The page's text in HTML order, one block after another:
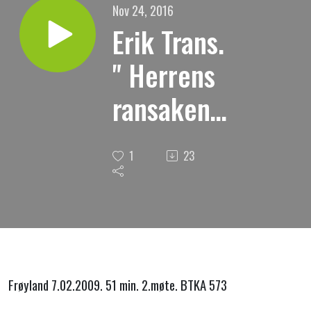
Nov 24, 2016
Erik Trans.
" Herrens
ransakende
gjerning-
med
for øyet "
2.
1 23
Frøyland 7.02.2009. 51 min. 2.møte. BTKA 573